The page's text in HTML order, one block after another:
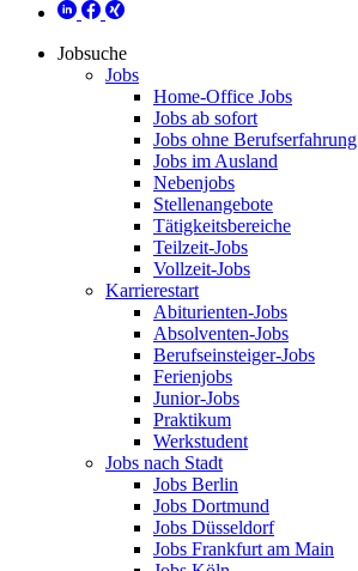
Jobsuche
Jobs
Home-Office Jobs
Jobs ab sofort
Jobs ohne Berufserfahrung
Jobs im Ausland
Nebenjobs
Stellenangebote
Tätigkeitsbereiche
Teilzeit-Jobs
Vollzeit-Jobs
Karrierestart
Abiturienten-Jobs
Absolventen-Jobs
Berufseinsteiger-Jobs
Ferienjobs
Junior-Jobs
Praktikum
Werkstudent
Jobs nach Stadt
Jobs Berlin
Jobs Dortmund
Jobs Düsseldorf
Jobs Frankfurt am Main